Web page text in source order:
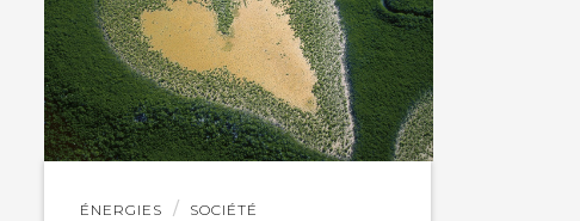
ÉNERGIES SOCIÉTÉ
Lire